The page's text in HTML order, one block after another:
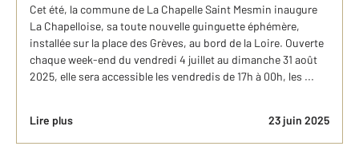
Cet été, la commune de La Chapelle Saint Mesmin inaugure
La Chapelloise, sa toute nouvelle guinguette éphémère,
installée sur la place des Grèves, au bord de la Loire. Ouverte
chaque week-end du vendredi 4 juillet au dimanche 31 août
2025, elle sera accessible les vendredis de 17h à 00h, les ...
Lire plus 23 juin 2025